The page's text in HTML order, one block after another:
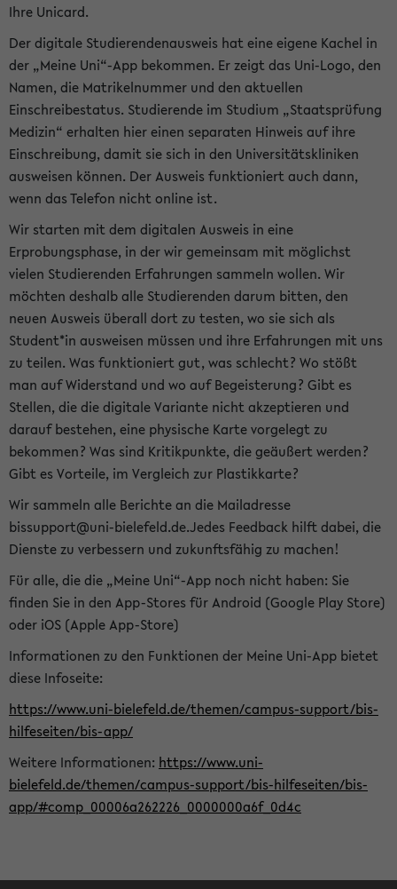
Ihre Unicard.
Der digitale Studierendenausweis hat eine eigene Kachel in
der „Meine Uni“-App bekommen. Er zeigt das Uni-Logo, den
Namen, die Matrikelnummer und den aktuellen
Einschreibestatus. Studierende im Studium „Staatsprüfung
Medizin“ erhalten hier einen separaten Hinweis auf ihre
Einschreibung, damit sie sich in den Universitätskliniken
ausweisen können. Der Ausweis funktioniert auch dann,
wenn das Telefon nicht online ist.
Wir starten mit dem digitalen Ausweis in eine
Erprobungsphase, in der wir gemeinsam mit möglichst
vielen Studierenden Erfahrungen sammeln wollen. Wir
möchten deshalb alle Studierenden darum bitten, den
neuen Ausweis überall dort zu testen, wo sie sich als
Student*in ausweisen müssen und ihre Erfahrungen mit uns
zu teilen. Was funktioniert gut, was schlecht? Wo stößt
man auf Widerstand und wo auf Begeisterung? Gibt es
Stellen, die die digitale Variante nicht akzeptieren und
darauf bestehen, eine physische Karte vorgelegt zu
bekommen? Was sind Kritikpunkte, die geäußert werden?
Gibt es Vorteile, im Vergleich zur Plastikkarte?
Wir sammeln alle Berichte an die Mailadresse
bissupport@uni-bielefeld.de.Jedes Feedback hilft dabei, die
Dienste zu verbessern und zukunftsfähig zu machen!
Für alle, die die „Meine Uni“-App noch nicht haben: Sie
finden Sie in den App-Stores für Android (Google Play Store)
oder iOS (Apple App-Store)
Informationen zu den Funktionen der Meine Uni-App bietet
diese Infoseite:
https://www.uni-bielefeld.de/themen/campus-support/bis-
hilfeseiten/bis-app/
Weitere Informationen: https://www.uni-
bielefeld.de/themen/campus-support/bis-hilfeseiten/bis-
app/#comp_00006a262226_0000000a6f_0d4c